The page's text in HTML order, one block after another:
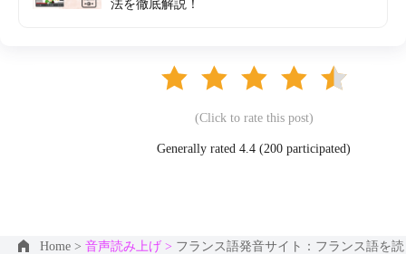
法を徹底解説！
(Click to rate this post)
Generally rated 4.4 (200 participated)
Home > 音声読み上げ > フランス語発音サイト：フランス語を読